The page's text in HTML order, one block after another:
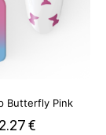
Butterfly Pink
€